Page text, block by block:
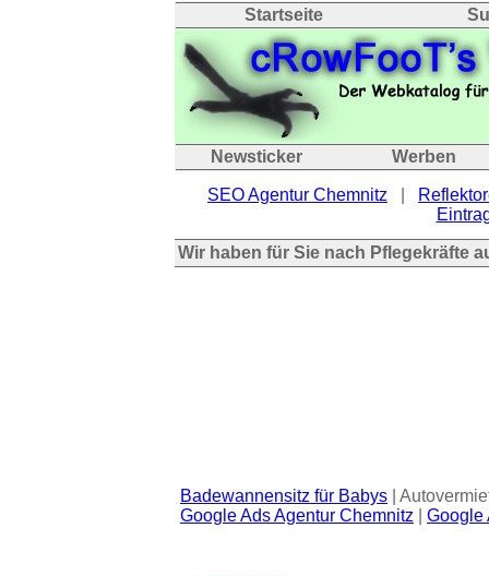
Startseite
Newsticker Werben
SEO Agentur Chemnitz
Wir haben für Sie nach Pflegekräfte
Badewannensitz für Babys |
Google Ads Agentur Chemnitz
Google